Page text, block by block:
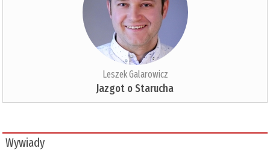
Leszek Galarowicz
Jazgot o Starucha
Wywiady